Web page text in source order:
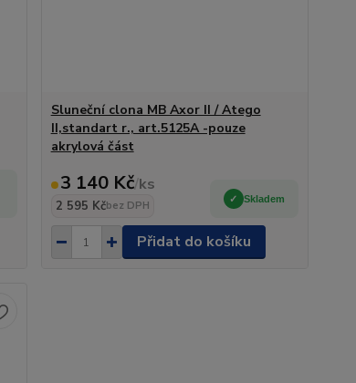
Sluneční clona MB Axor II / Atego
II,standart r., art.5125A -pouze
akrylová část
3 140 Kč/ks
2 595 Kčbez DPH
Skladem
Přidat do košíku